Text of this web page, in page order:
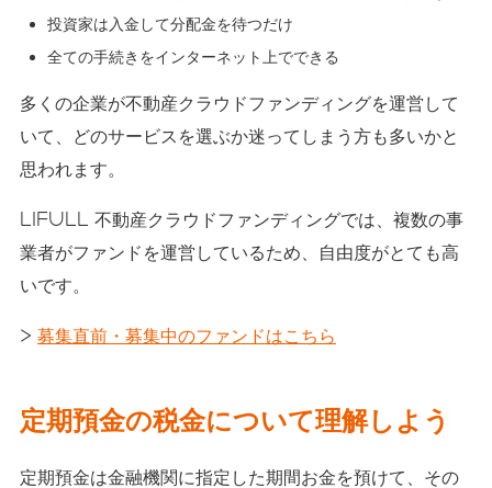
投資家は入金して分配金を待つだけ
全ての手続きをインターネット上でできる
多くの企業が不動産クラウドファンディングを運営して
いて、どのサービスを選ぶか迷ってしまう方も多いかと
思われます。
LIFULL 不動産クラウドファンディングでは、複数の事
業者がファンドを運営しているため、自由度がとても高
いです。
> 募集直前・募集中のファンドはこちら
定期預金の税金について理解しよう
定期預金は金融機関に指定した期間お金を預けて、その